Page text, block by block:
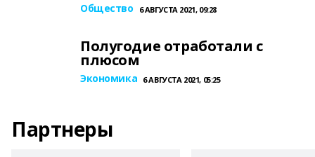
Общество 6 АВГУСТА 2021, 09:28
Полугодие отработали с
плюсом
Экономика 6 АВГУСТА 2021, 05:25
Партнеры